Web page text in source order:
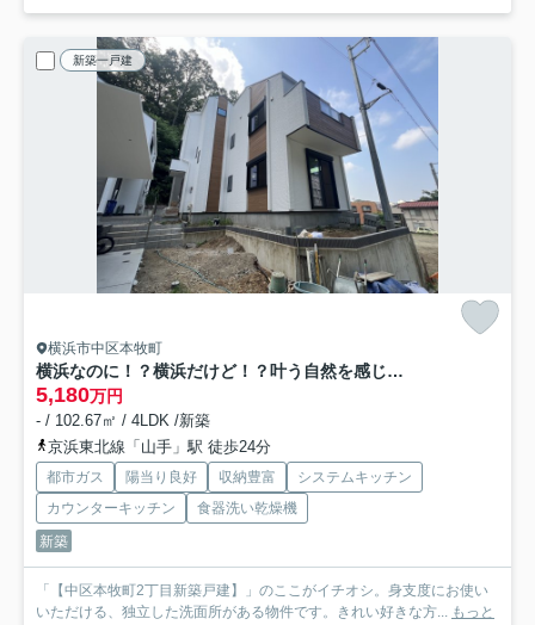
新築一戸建
横浜市中区本牧町
横浜なのに！？横浜だけど！？叶う自然を感じられ落ち着いた生活♪でも元町や中華街もしっかり生活圏で嬉しい♪な【中区本牧町2丁目新築戸建】
5,180万円
- / 102.67㎡ / 4LDK /新築
京浜東北線「山手」駅 徒歩24分
都市ガス 陽当り良好 収納豊富
システムキッチン
カウンターキッチン
食器洗い乾燥機
新築
「【中区本牧町2丁目新築戸建】」のここがイチオシ。身支度にお使い
いただける、独立した洗面所がある物件です。きれい好きな方...
もっと